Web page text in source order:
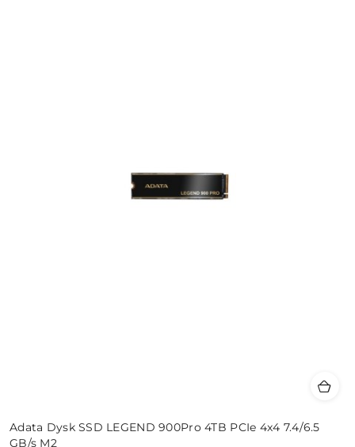
Adata Dysk SSD LEGEND 900Pro 4TB PCIe 4x4 7.4/6.5
GB/s M2